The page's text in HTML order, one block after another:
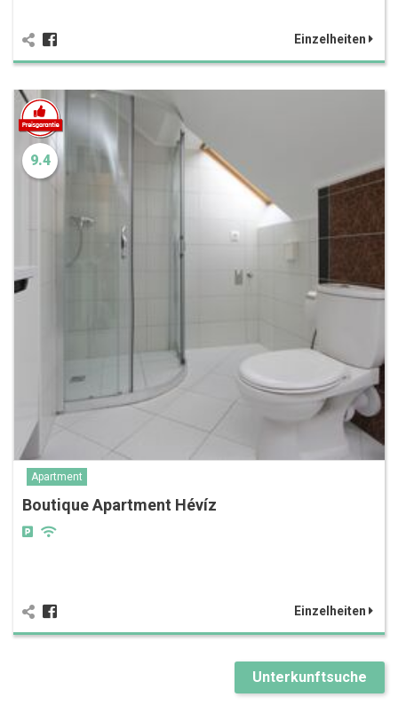
Einzelheiten
9.4
Apartment
Boutique Apartment Hévíz
Einzelheiten
Unterkunftsuche